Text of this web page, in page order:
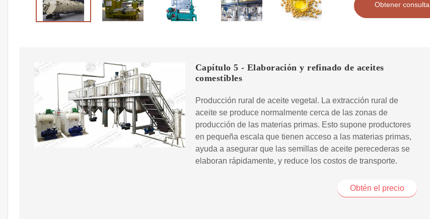
Obtener consulta
Capítulo 5 - Elaboración y refinado de aceites
comestibles
Producción rural de aceite vegetal. La extracción rural de
aceite se produce normalmente cerca de las zonas de
producción de las materias primas. Esto supone productores
en pequeña escala que tienen acceso a las materias primas,
ayuda a asegurar que las semillas de aceite perecederas se
elaboran rápidamente, y reduce los costos de transporte.
Obtén el precio